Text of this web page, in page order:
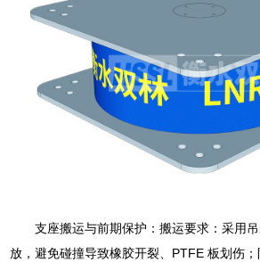
支座搬运与前期保护：搬运要求：采用
放，避免碰撞导致橡胶开裂、PTFE 板划伤